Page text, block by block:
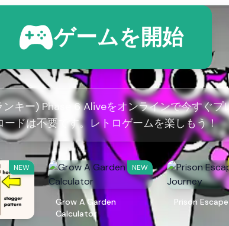
ゲームを開始
キー) Phase 6 Aliveをオンラインで今すぐプ
ードは不要です。レトロゲームを楽しもう！
NEW NEW
Grow A Garden
Calculator
Prison